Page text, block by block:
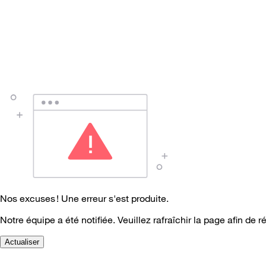
Nos excuses ! Une erreur s'est produite.
Notre équipe a été notifiée. Veuillez rafraîchir la page afin de
Actualiser